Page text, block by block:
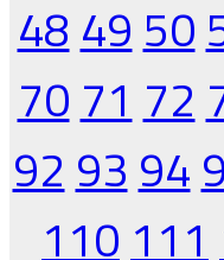
48 49 50
70 71 72
92 93 94
110 111